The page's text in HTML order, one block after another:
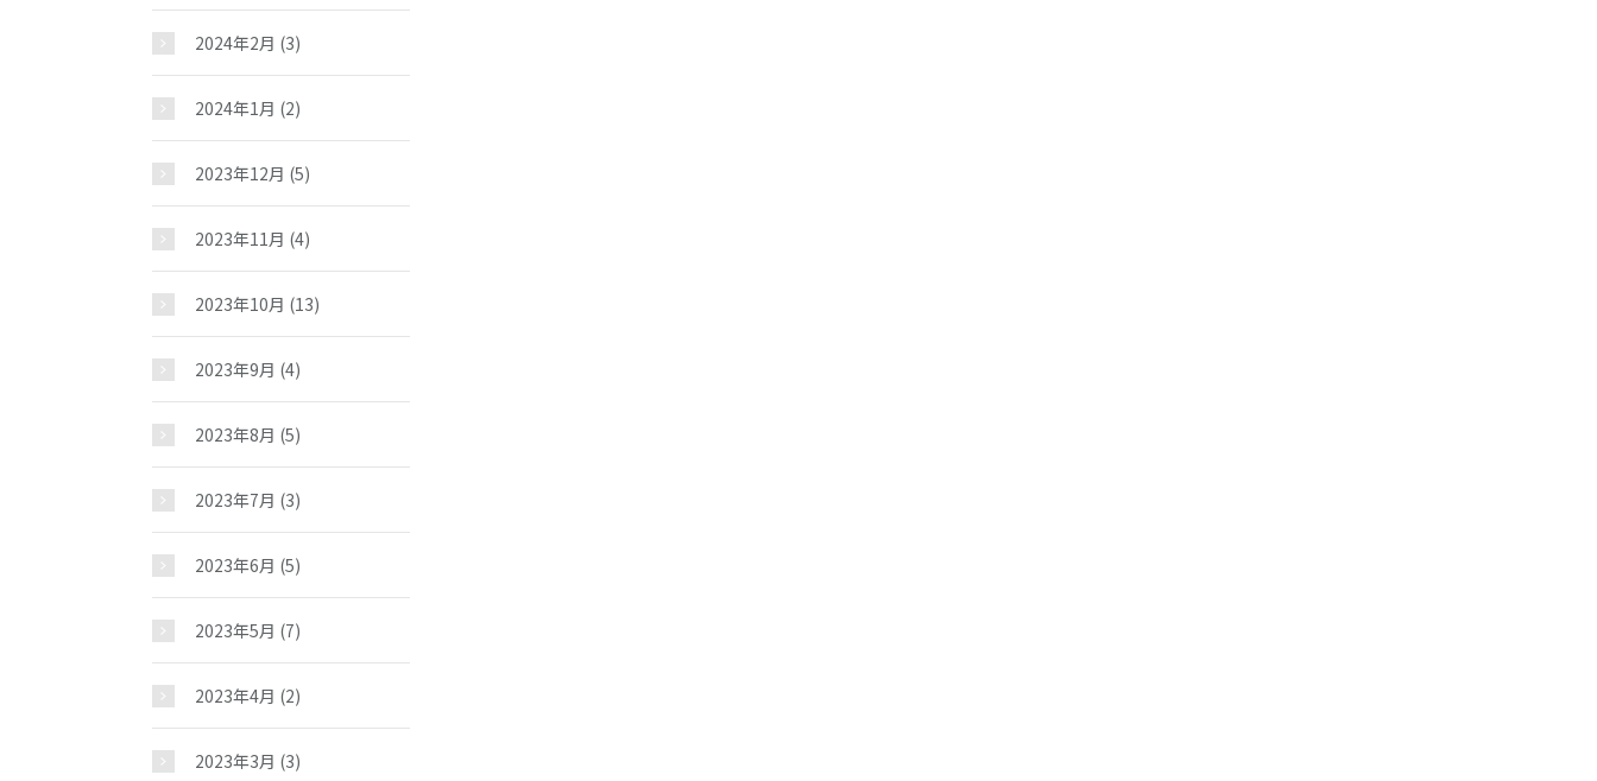
2024年2月 (3)
2024年1月 (2)
2023年12月 (5)
2023年11月 (4)
2023年10月 (13)
2023年9月 (4)
2023年8月 (5)
2023年7月 (3)
2023年6月 (5)
2023年5月 (7)
2023年4月 (2)
2023年3月 (3)